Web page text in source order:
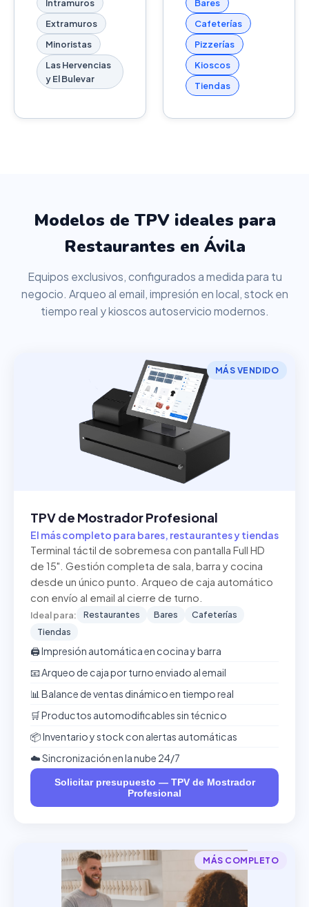
Intramuros
Extramuros
Minoristas
Las Hervencias
y El Bulevar
Bares
Cafeterías
Pizzerías
Kioscos
Tiendas
Modelos de TPV ideales para
Restaurantes en Ávila
Equipos exclusivos, configurados a medida para tu
negocio. Arqueo al email, impresión en local, stock en
tiempo real y kioscos autoservicio modernos.
MÁS VENDIDO
TPV de Mostrador Profesional
El más completo para bares, restaurantes y tiendas
Terminal táctil de sobremesa con pantalla Full HD
de 15". Gestión completa de sala, barra y cocina
desde un único punto. Arqueo de caja automático
con envío al email al cierre de turno.
Ideal para: Restaurantes Bares
Cafeterías
Tiendas
🖨️ Impresión automática en cocina y barra
📧 Arqueo de caja por turno enviado al email
📊 Balance de ventas dinámico en tiempo real
🛒 Productos automodificables sin técnico
📦 Inventario y stock con alertas automáticas
☁️ Sincronización en la nube 24/7
Solicitar presupuesto — TPV de Mostrador
Profesional
MÁS COMPLETO